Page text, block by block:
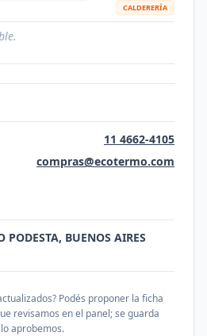
CALDERERÍA
11 4662-4105
compras@ecotermo.com
BUENOS AIRES
Podés proponer la ficha
revisamos en el panel; se guarda
aprobemos.